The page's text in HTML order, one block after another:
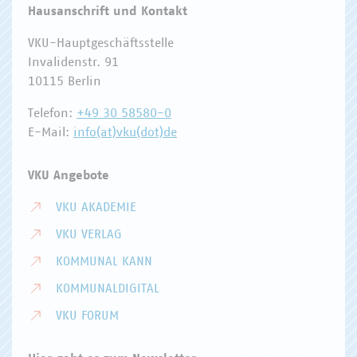
Hausanschrift und Kontakt
VKU-Hauptgeschäftsstelle
Invalidenstr. 91
10115 Berlin
Telefon: +49 30 58580-0
E-Mail: info(at)vku(dot)de
VKU Angebote
VKU AKADEMIE
VKU VERLAG
KOMMUNAL KANN
KOMMUNALDIGITAL
VKU FORUM